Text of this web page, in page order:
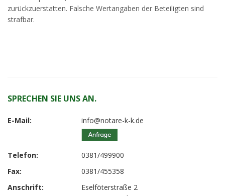
zurückzuerstatten. Falsche Wertangaben der Beteiligten sind
strafbar.
SPRECHEN SIE UNS AN.
E-Mail: info@notare-k-k.de
Telefon:
0381/499900
Fax:
0381/455358
Anschrift:
Eselföterstraße 2